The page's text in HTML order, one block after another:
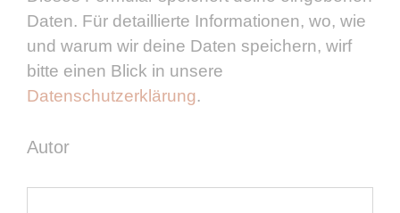
Daten. Für detaillierte Informationen, wo, wie
und warum wir deine Daten speichern, wirf
bitte einen Blick in unsere
Datenschutzerklärung.
Autor